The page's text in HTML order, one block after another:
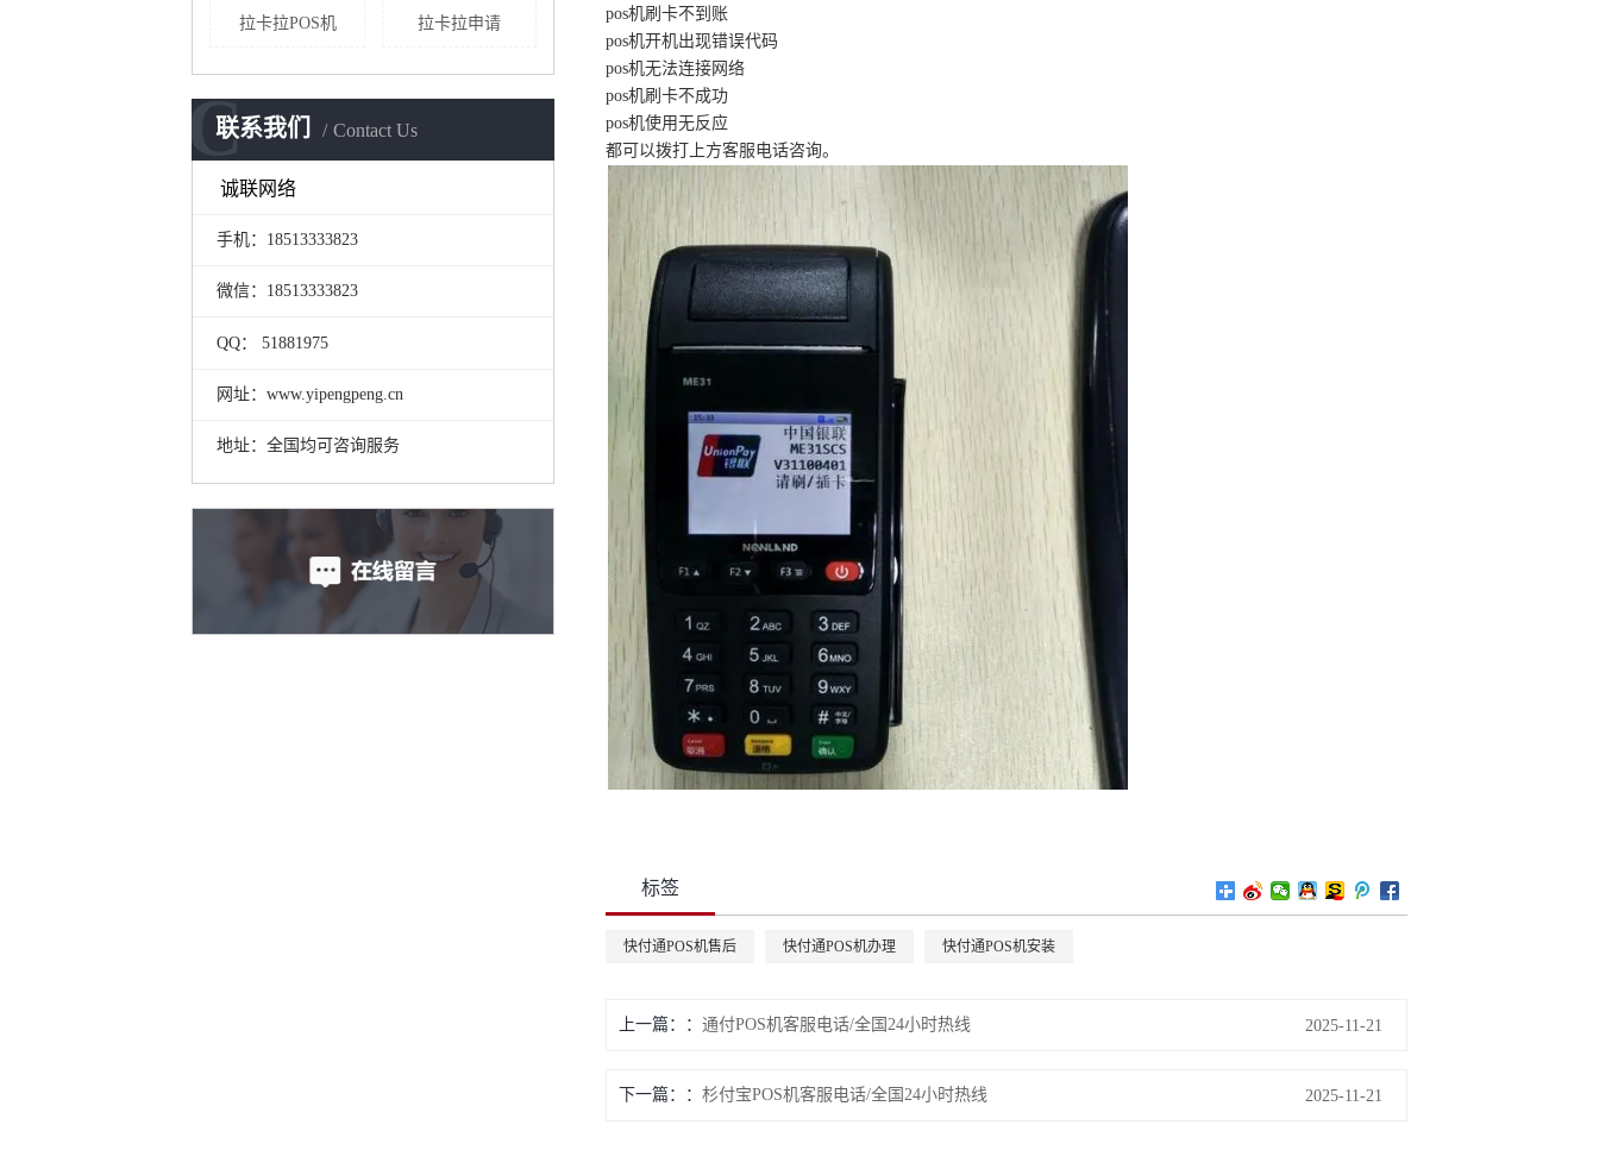
拉卡拉POS机 拉卡拉申请
联系我们 Contact Us
C
诚联网络
手机：18513333823
微信：18513333823
QQ： 51881975
网址：www.yipengpeng.cn
地址：全国均可咨询服务
pos机刷卡不到账
pos机开机出现错误代码
pos机无法连接网络
pos机刷卡不成功
pos机使用无反应
都可以拨打上方客服电话咨询。
标签
快付通POS机售后 快付通POS机办理 快付通POS机安装
上一篇： 通付POS机客服电话/全国24小时热线 2025-11-21
下一篇： 杉付宝POS机客服电话/全国24小时热线 2025-11-21